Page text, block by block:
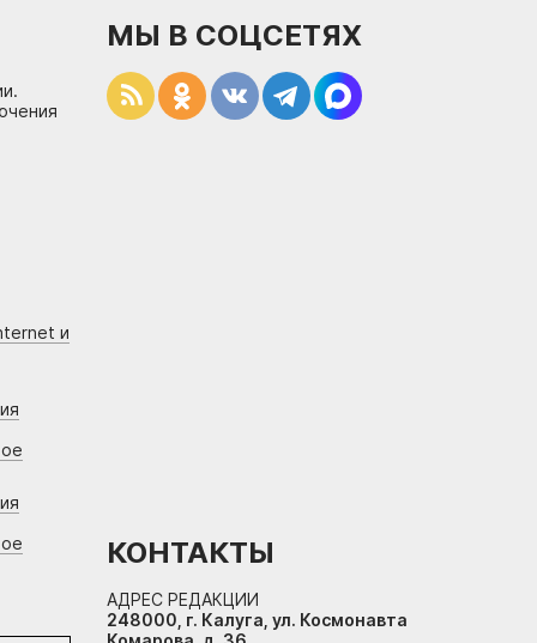
и
МЫ В СОЦСЕТЯХ
КОНТАКТЫ
АДРЕС РЕДАКЦИИ
248000, г. Калуга, ул. Космонавта